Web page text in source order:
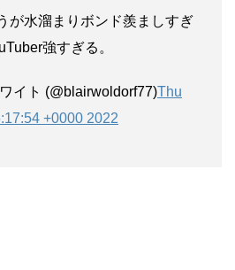
が水溜まりボンド羨ましすぎ
強すぎる。
イト (@blairwoldorf77)Thu
+0000 2022